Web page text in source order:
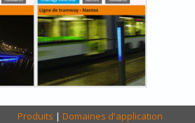
Produits | Domaines d'application